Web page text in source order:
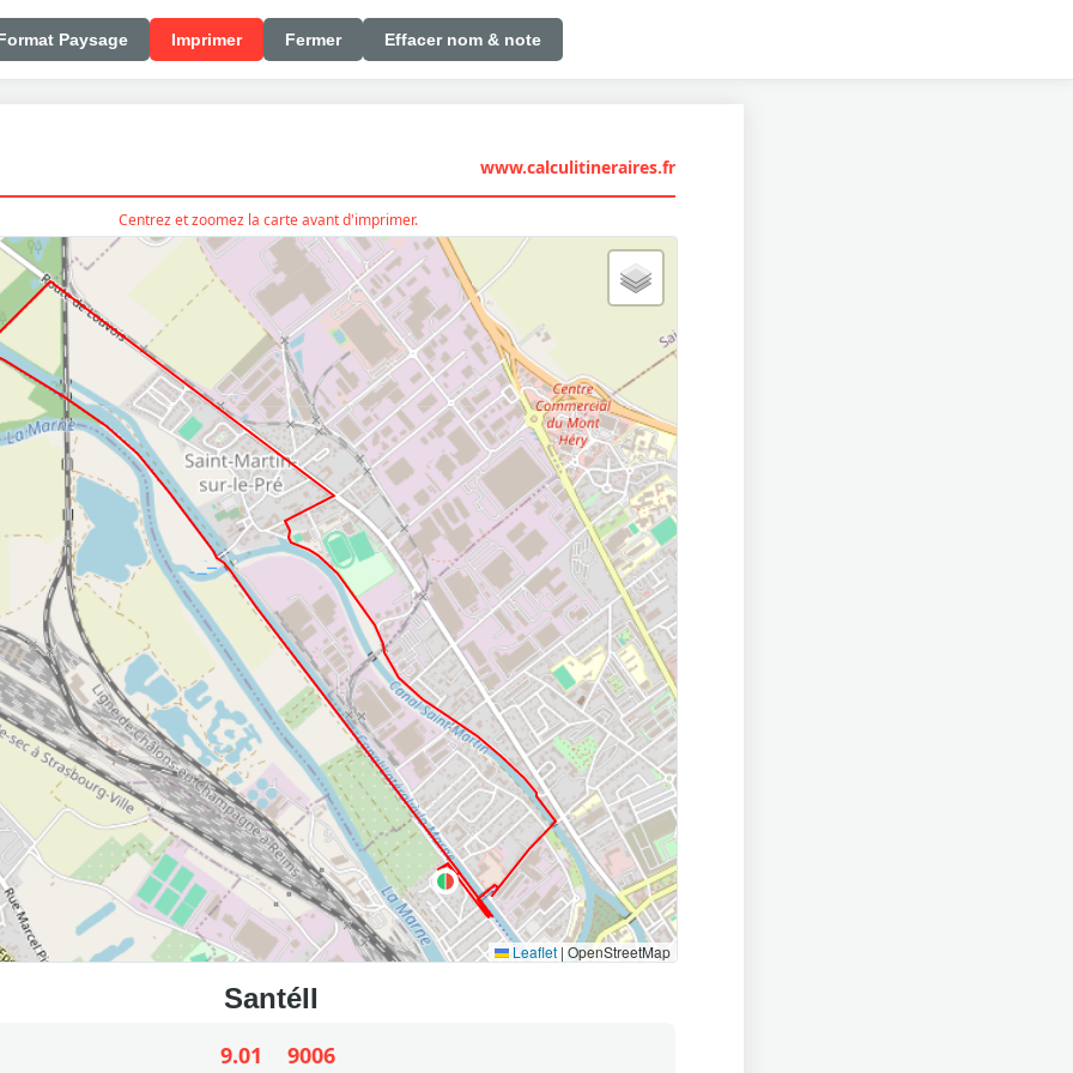
Paysage Imprimer Fermer Effacer nom & note
www.calculitineraires.fr
Centrez et zoomez la carte avant d'imprimer.
Leaflet | OpenStreetMap
9.01 9006